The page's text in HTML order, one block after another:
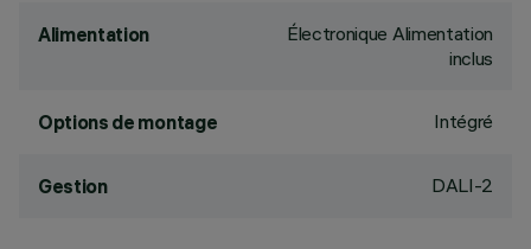
Alimentation
Électronique Alimentation
inclus
Options de montage Intégré
Gestion DALI-2